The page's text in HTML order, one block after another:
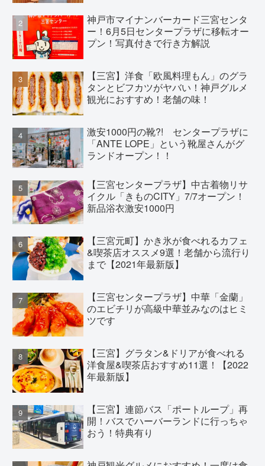
神戸市マイナンバーカード三宮センタ
ー！6月5日センタープラザに移転オー
プン！写真付きで行き方解説
【三宮】洋食「欧風料理もん」のグラ
タンとビフカツがヤバい！神戸グルメ
観光におすすめ！老舗の味！
激安1000円の靴?! センタープラザに
「ANTE LOPE」という靴屋さんがグ
ランドオープン！！
【三宮センタープラザ】中古着物リサ
イクル「きものCITY」7/7オープン！
新品浴衣激安1000円
【三宮元町】かき氷が食べれるカフェ
&喫茶店オススメ9選！老舗から流行り
まで【2021年最新版】
【三宮センタープラザ】中華「金蘭」
のエビチリが高級中華並みなのはヒミ
ツです
【三宮】グラタン&ドリアが食べれる
洋食屋&喫茶店おすすめ11選！【2022
年最新版】
【三宮】連節バス「ポートループ」再
開！バスでハーバーランドに行っちゃ
おう！特典有り